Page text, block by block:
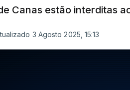
Canas estão interditas
3 Agosto 2025, 15:13